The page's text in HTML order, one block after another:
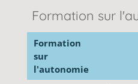
Formation sur
Formation
sur
l'autonomie